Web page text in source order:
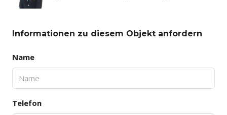
Informationen zu diesem Objekt anfordern
Name
Telefon